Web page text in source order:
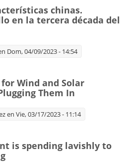
chinas.
en la tercera década del
Dom, 04/09/2023 - 14:54
Wind and Solar
Them In
en Vie, 03/17/2023 - 11:14
is spending lavishly to